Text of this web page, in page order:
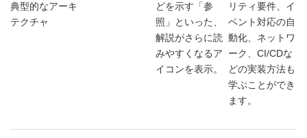
典型的なアーキ
テクチャ
どを示す「参
照」といった、
解説がさらに読
みやすくなるア
イコンを表示。
リティ要件、イ
ベント対応の自
動化、ネットワ
ーク、CI/CDな
どの実装方法も
学ぶことができ
ます。